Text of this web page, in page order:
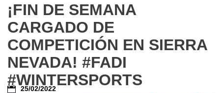
¡FIN DE SEMANA
CARGADO DE
COMPETICIÓN EN SIERRA
NEVADA! #FADI
#WINTERSPORTS
25/02/2022